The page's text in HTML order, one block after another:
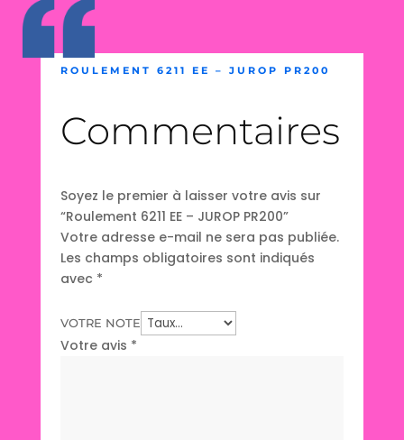
ROULEMENT 6211 EE – JUROP PR200
Commentaires
Soyez le premier à laisser votre avis sur
“Roulement 6211 EE – JUROP PR200”
Votre adresse e-mail ne sera pas publiée.
Les champs obligatoires sont indiqués
avec *
VOTRE NOTE
Votre avis *